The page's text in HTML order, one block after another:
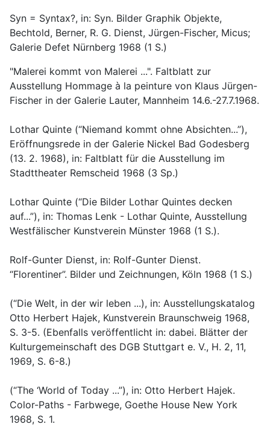
Syn = Syntax?, in: Syn. Bilder Graphik Objekte,
Bechtold, Berner, R. G. Dienst, Jürgen-Fischer, Micus;
Galerie Defet Nürnberg 1968 (1 S.)
"Malerei kommt von Malerei ...". Faltblatt zur
Ausstellung Hommage à la peinture von Klaus Jürgen-
Fischer in der Galerie Lauter, Mannheim 14.6.-27.7.1968.
Lothar Quinte (“Niemand kommt ohne Absichten...”),
Eröffnungsrede in der Galerie Nickel Bad Godesberg
(13. 2. 1968), in: Faltblatt für die Ausstellung im
Stadttheater Remscheid 1968 (3 Sp.)
Lothar Quinte (“Die Bilder Lothar Quintes decken
auf...”), in: Thomas Lenk - Lothar Quinte, Ausstellung
Westfälischer Kunstverein Münster 1968 (1 S.).
Rolf-Gunter Dienst, in: Rolf-Gunter Dienst.
“Florentiner”. Bilder und Zeichnungen, Köln 1968 (1 S.)
(“Die Welt, in der wir leben ...), in: Ausstellungskatalog
Otto Herbert Hajek, Kunstverein Braunschweig 1968,
S. 3-5. (Ebenfalls veröffentlicht in: dabei. Blätter der
Kulturgemeinschaft des DGB Stuttgart e. V., H. 2, 11,
1969, S. 6-8.)
(“The ‘World of Today ...”), in: Otto Herbert Hajek.
Color-Paths - Farbwege, Goethe House New York
1968, S. 1.